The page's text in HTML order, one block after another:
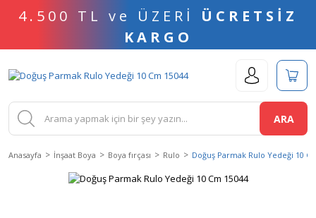
4.500 TL ve ÜZERİ ÜCRETSİZ
KARGO
ARA
Anasayfa İnşaat Boya Boya fırçası Rulo Doğuş Parmak Rulo Yedeği 10